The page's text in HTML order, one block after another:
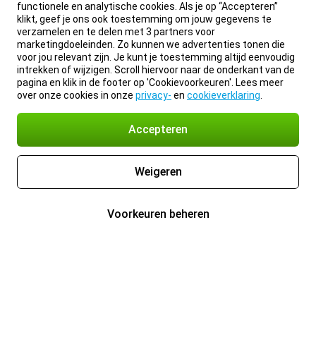
functionele en analytische cookies. Als je op “Accepteren”
klikt, geef je ons ook toestemming om jouw gegevens te
verzamelen en te delen met 3 partners voor
marketingdoeleinden. Zo kunnen we advertenties tonen die
voor jou relevant zijn. Je kunt je toestemming altijd eenvoudig
intrekken of wijzigen. Scroll hiervoor naar de onderkant van de
pagina en klik in de footer op 'Cookievoorkeuren'. Lees meer
over onze cookies in onze privacy- en cookieverklaring
Accepteren
Weigeren
Voorkeuren beheren